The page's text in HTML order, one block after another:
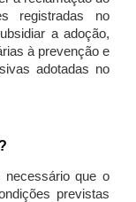
registradas no
a adoção,
à prevenção e
adotadas no
necessário que o
previstas